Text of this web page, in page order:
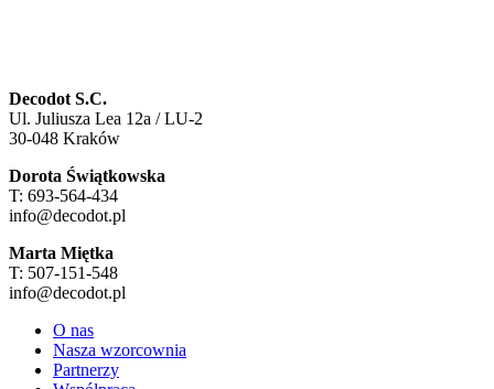
Decodot S.C.
Ul. Juliusza Lea 12a / LU-2
30-048 Kraków
Dorota Świątkowska
T: 693-564-434
info@decodot.pl
Marta Miętka
T: 507-151-548
info@decodot.pl
O nas
Nasza wzorcownia
Partnerzy